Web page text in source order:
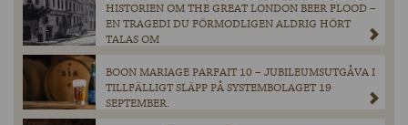
HISTORIEN OM THE GREAT LONDON BEER FLOOD –
EN TRAGEDI DU FÖRMODLIGEN ALDRIG HÖRT
TALAS OM
BOON MARIAGE PARFAIT 10 – JUBILEUMSUTGÅVA I
TILLFÄLLIGT SLÄPP PÅ SYSTEMBOLAGET 19
SEPTEMBER.